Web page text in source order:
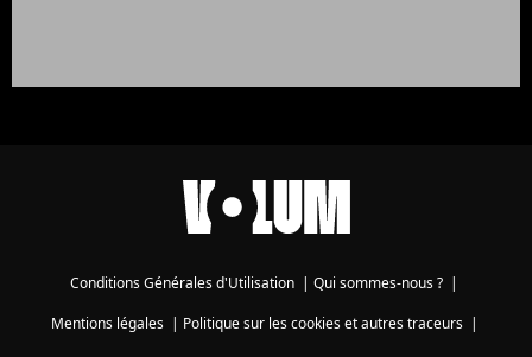
Conditions Générales d'Utilisation | Qui sommes-nous ? |
Mentions légales| Politique sur les cookies et autres traceurs|